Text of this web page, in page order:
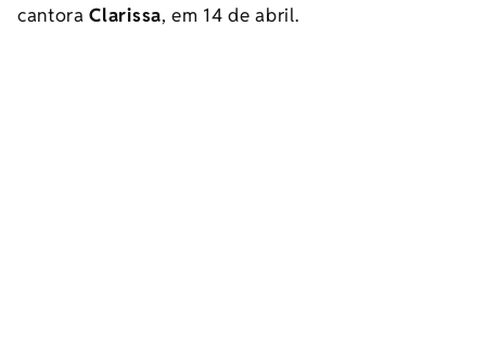
cantoraClarissa, em 14 de abril.